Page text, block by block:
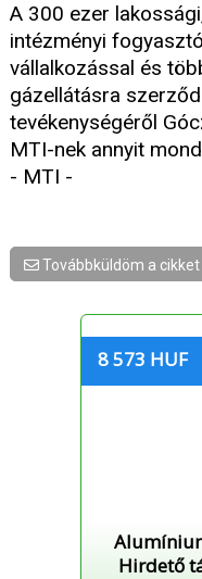
A 300 ezer
intézményi
vállalkozással és
gázellátásra
tevékenységéről
MTI-nek annyit
- MTI -
Továbbküldöm a cikket
8 573 HUF
Hirdető